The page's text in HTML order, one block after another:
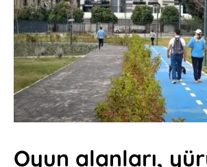
Oyun alanları,